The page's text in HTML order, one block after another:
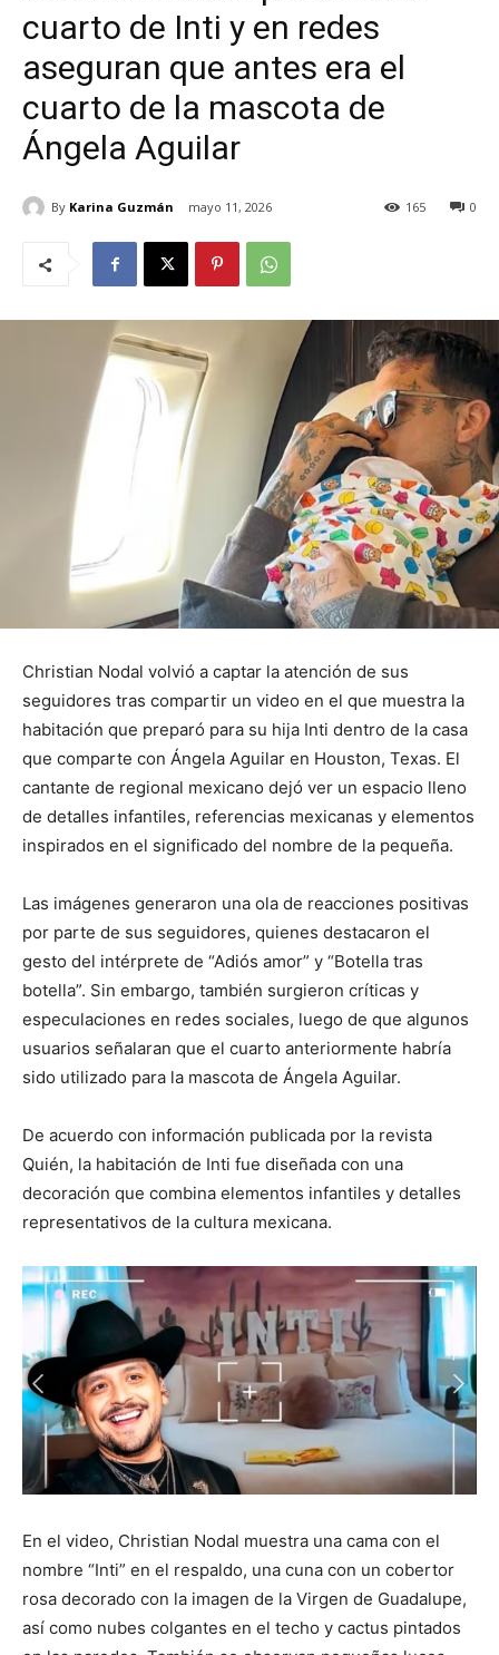
cuarto de Inti y en redes
aseguran que antes era el
cuarto de la mascota de
Ángela Aguilar
By Karina Guzmán mayo 11, 2026 0
165
Christian Nodal volvió a captar la atención de sus
seguidores tras compartir un video en el que muestra la
habitación que preparó para su hija Inti dentro de la casa
que comparte con Ángela Aguilar en Houston, Texas. El
cantante de regional mexicano dejó ver un espacio lleno
de detalles infantiles, referencias mexicanas y elementos
inspirados en el significado del nombre de la pequeña.
Las imágenes generaron una ola de reacciones positivas
por parte de sus seguidores, quienes destacaron el
gesto del intérprete de “Adiós amor” y “Botella tras
botella”. Sin embargo, también surgieron críticas y
especulaciones en redes sociales, luego de que algunos
usuarios señalaran que el cuarto anteriormente habría
sido utilizado para la mascota de Ángela Aguilar.
De acuerdo con información publicada por la revista
Quién, la habitación de Inti fue diseñada con una
decoración que combina elementos infantiles y detalles
representativos de la cultura mexicana.
En el video, Christian Nodal muestra una cama con el
nombre “Inti” en el respaldo, una cuna con un cobertor
rosa decorado con la imagen de la Virgen de Guadalupe,
así como nubes colgantes en el techo y cactus pintados